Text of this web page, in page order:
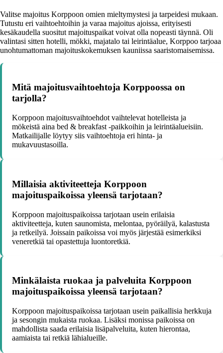
Valitse majoitus Korppoon omien mieltymystesi ja tarpeidesi mukaan.
Tutustu eri vaihtoehtoihin ja varaa majoitus ajoissa, erityisesti
kesäkaudella suositut majoituspaikat voivat olla nopeasti täynnä. Oli
valintasi sitten hotelli, mökki, majatalo tai leirintäalue, Korppoo tarjoaa
unohtumattoman majoituskokemuksen kauniissa saaristomaisemissa.
Mitä majoitusvaihtoehtoja Korppoossa on
tarjolla?
Korppoon majoitusvaihtoehdot vaihtelevat hotelleista ja
mökeistä aina bed & breakfast -paikkoihin ja leirintäalueisiin.
Matkailijalle löytyy siis vaihtoehtoja eri hinta- ja
mukavuustasoilla.
Millaisia aktiviteetteja Korppoon
majoituspaikoissa yleensä tarjotaan?
Korppoon majoituspaikoissa tarjotaan usein erilaisia
aktiviteetteja, kuten saunomista, melontaa, pyöräilyä, kalastusta
ja retkeilyä. Joissain paikoissa voi myös järjestää esimerkiksi
veneretkiä tai opastettuja luontoretkiä.
Minkälaista ruokaa ja palveluita Korppoon
majoituspaikoissa yleensä tarjotaan?
Korppoon majoituspaikoissa tarjotaan usein paikallisia herkkuja
ja sesongin mukaista ruokaa. Lisäksi monissa paikoissa on
mahdollista saada erilaisia lisäpalveluita, kuten hierontaa,
aamiaista tai retkiä lähialueille.